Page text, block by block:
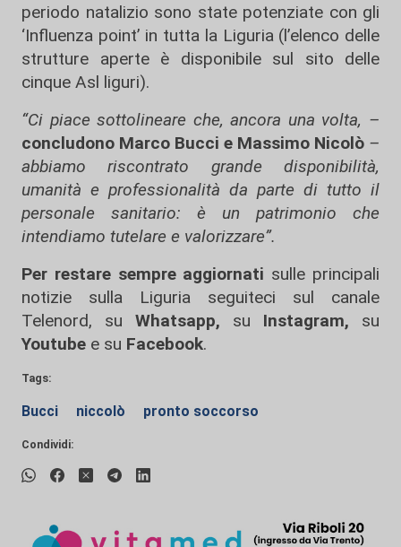
periodo natalizio sono state potenziate con gli
‘Influenza point’ in tutta la Liguria (l’elenco delle
strutture aperte è disponibile sul sito delle
cinque Asl liguri).
“Ci piace sottolineare che, ancora una volta, –
concludono Marco Bucci e Massimo Nicolò –
abbiamo riscontrato grande disponibilità,
umanità e professionalità da parte di tutto il
personale sanitario: è un patrimonio che
intendiamo tutelare e valorizzare”.
Per restare sempre aggiornati sulle principali
notizie sulla Liguria seguiteci sul canale
Telenord, su
Whatsapp, su Instagram, su
Youtube e su Facebook.
Tags:
Bucci niccolò pronto soccorso
Condividi: